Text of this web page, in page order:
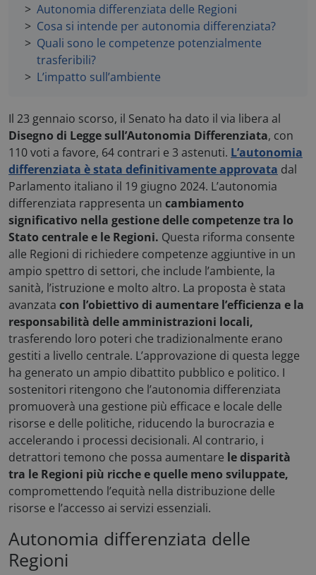
Autonomia differenziata delle Regioni
Cosa si intende per autonomia differenziata?
Quali sono le competenze potenzialmente
trasferibili?
L’impatto sull’ambiente
Il 23 gennaio scorso, il Senato ha dato il via libera al
Disegno di Legge sull’Autonomia Differenziata, con
110 voti a favore, 64 contrari e 3 astenuti. L’autonomia
differenziata è stata definitivamente approvata dal
Parlamento italiano il 19 giugno 2024. L’autonomia
differenziata rappresenta un cambiamento
significativo nella gestione delle competenze tra lo
Stato centrale e le Regioni. Questa riforma consente
alle Regioni di richiedere competenze aggiuntive in un
ampio spettro di settori, che include l’ambiente, la
sanità, l’istruzione e molto altro. La proposta è stata
avanzata con l’obiettivo di aumentare l’efficienza e la
responsabilità delle amministrazioni locali,
trasferendo loro poteri che tradizionalmente erano
gestiti a livello centrale. L’approvazione di questa legge
ha generato un ampio dibattito pubblico e politico. I
sostenitori ritengono che l’autonomia differenziata
promuoverà una gestione più efficace e locale delle
risorse e delle politiche, riducendo la burocrazia e
accelerando i processi decisionali. Al contrario, i
detrattori temono che possa aumentare le disparità
tra le Regioni più ricche e quelle meno sviluppate,
compromettendo l’equità nella distribuzione delle
risorse e l’accesso ai servizi essenziali.
Autonomia differenziata delle
Regioni